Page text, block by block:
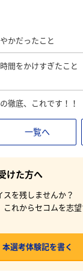
かだったこと
間をかけすぎたこと
徹底、これです！！
一覧へ
けた方へ
を残しませんか？
これからセコムを志
本選考体験記を書く